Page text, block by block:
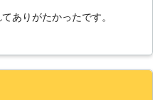
くのスタッフを至る所に配置
ので、お客様からお電話いた
間は約30分なので、早く車を
にしたい方にこそご利用いた
ありがたかったです。